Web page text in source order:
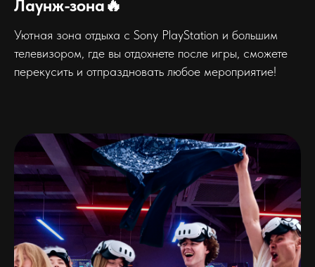
Лаунж-зона🔥
Уютная зона отдыха с Sony PlayStation и большим
телевизором, где вы отдохнете после игры, сможете
перекусить и отпраздновать любое мероприятие!